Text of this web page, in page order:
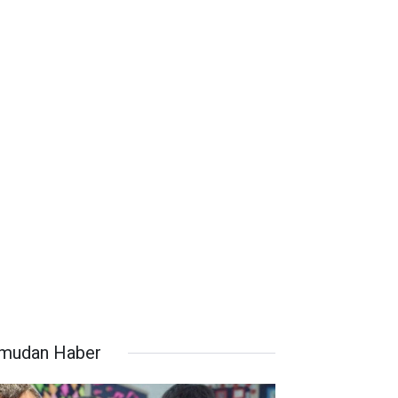
Haber